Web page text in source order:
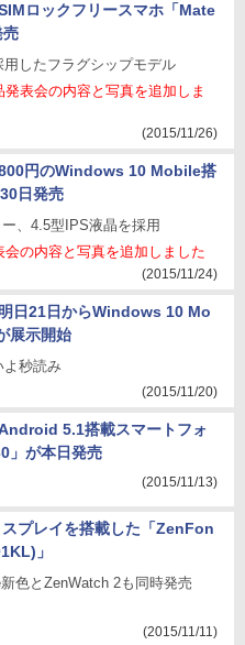
ロックフリースマホ「Mate
売
用したフラグシップモデル
発表会の内容と写真を追加しま
(2015/11/26)
円のWindows 10 Mobile搭
日発売
、4.5型IPS液晶を採用
会の内容と写真を追加しました
(2015/11/24)
日21日からWindows 10 Mo
展示開始
よ秒読み
(2015/11/20)
5.1搭載スマートフォ
」が本日発売
(2015/11/13)
プレイを搭載した「ZenFon
」
色とZenWatch 2も同時発売
(2015/11/11)